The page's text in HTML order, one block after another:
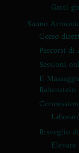
Gatti
Suono
Corso
Percorsi di
Sessioni
Il
Rabenstein
Risveglio